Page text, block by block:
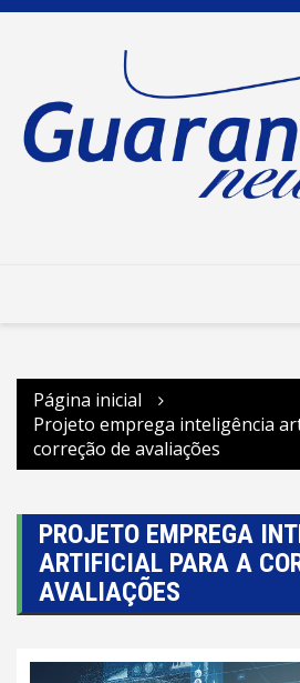
Ir
Página inicial
Projeto emprega inteligência
correção de avaliações
PROJETO EMPREGA
ARTIFICIAL PARA A
AVALIAÇÕES